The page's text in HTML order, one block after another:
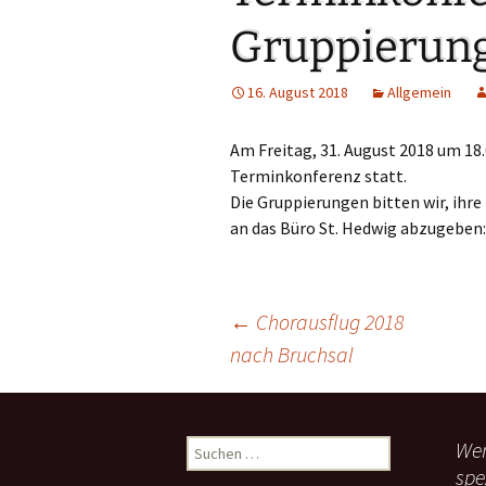
PGR-Wahl 2019
Prävention im
Limburg
Unsere
16. August 2018 Allgemein
Am Freitag, 31. August 2018 um
Terminkonferenz statt.
Die Gruppierungen bitten wir,
an das Büro St. Hedwig abzugeben:
Beitragsnavigation
← Chorausflug 2018
nach Bruchsal
u